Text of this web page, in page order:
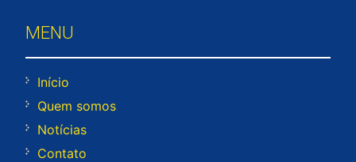
MENU
Início
Quem somos
Notícias
Contato